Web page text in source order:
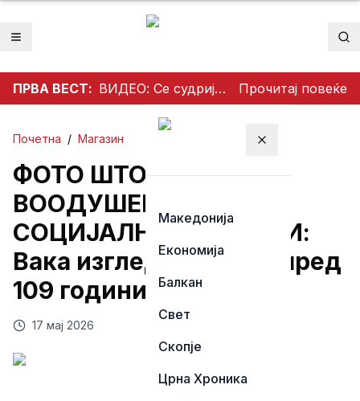
Отвори мени
ПРВА ВЕСТ: ВИДЕО: Се судрија патничко возило и камион на патот Гостивар – Страж Прочитај повеќе
Затвори мени
Македонија
Економија
Балкан
Свет
Скопје
Црна Хроника
Почетна / Магазин
ФОТО ШТО ГИ
ВООДУШЕВИ
СОЦИЈАЛНИТЕ МРЕЖИ:
Вака изгледал Охрид пред
109 години
17 мај 2026